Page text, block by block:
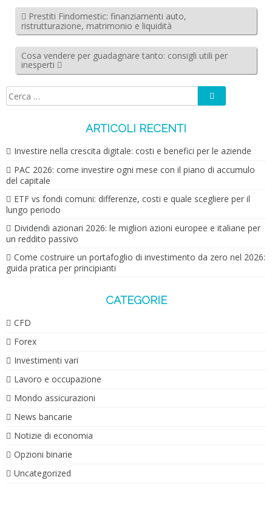
Prestiti Findomestic: finanziamenti auto,
ristrutturazione, matrimonio e liquidità
Cosa vendere per guadagnare tanto: consigli utili per
inesperti
ARTICOLI RECENTI
Investire nella crescita digitale: costi e benefici per le aziende
PAC 2026: come investire ogni mese con il piano di accumulo
del capitale
ETF vs fondi comuni: differenze, costi e quale scegliere per il
lungo periodo
Dividendi azionari 2026: le migliori azioni europee e italiane per
un reddito passivo
Come costruire un portafoglio di investimento da zero nel 2026:
guida pratica per principianti
CATEGORIE
CFD
Forex
Investimenti vari
Lavoro e occupazione
Mondo assicurazioni
News bancarie
Notizie di economia
Opzioni binarie
Uncategorized